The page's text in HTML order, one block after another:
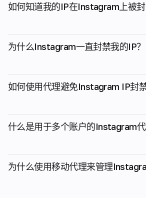
如何知道我的IP在Instagram上被
为什么Instagram一直封禁我的IP？
如何使用代理避免Instagram IP封
什么是用于多个账户的Instagram
为什么使用移动代理来管理